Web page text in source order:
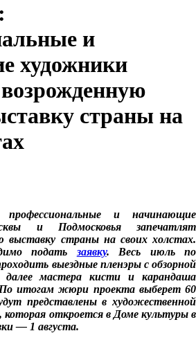
и
художники
страны на
профессиональные и начинающие
и Подмосковья запечатлят
выставку страны на своих холстах.
подать заявку. Весь июль по
выездные пленэры с обзорной
мастера кисти и карандаша
итогам жюри проекта выберет 60
представлены в художественной
откроется в Доме культуры в
— 1 августа.